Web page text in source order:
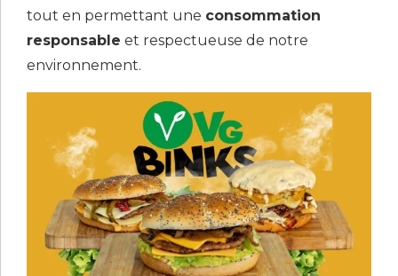
tout en permettant une consommation
responsable et respectueuse de notre
environnement.